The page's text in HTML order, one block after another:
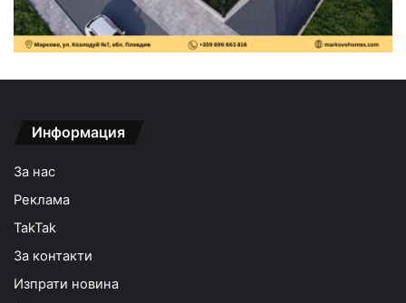
Информация
За нас
Реклама
TakTak
За контакти
Изпрати новина